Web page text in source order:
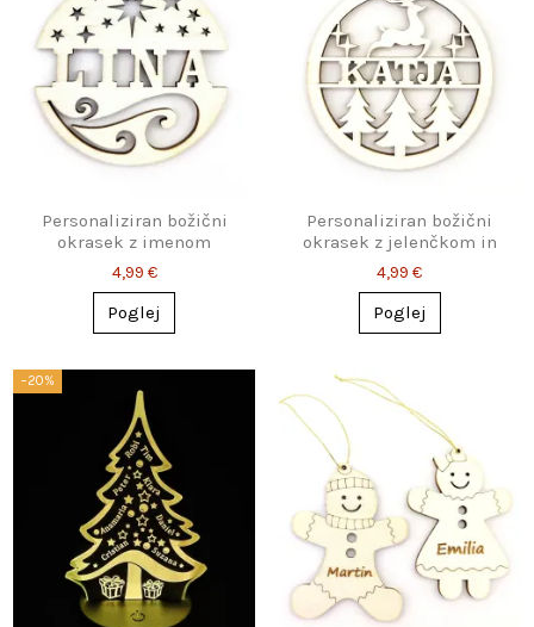
Personaliziran božični
okrasek z imenom
4,99 €
Poglej
Personaliziran božični
okrasek z jelenčkom in
imenom
4,99 €
Poglej
−20%